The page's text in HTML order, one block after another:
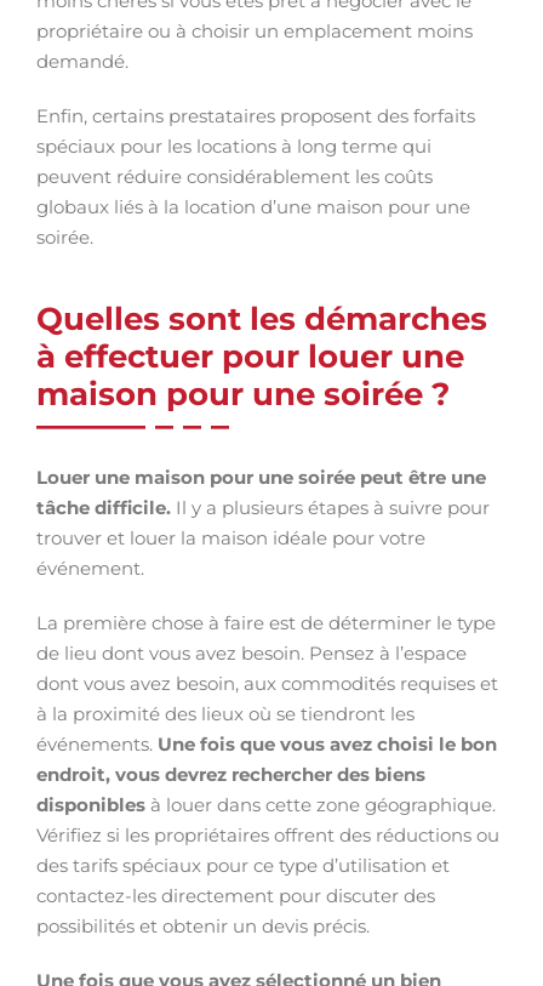
propriétaire ou à choisir un emplacement moins
demandé.
Enfin, certains prestataires proposent des forfaits
spéciaux pour les locations à long terme qui
peuvent réduire considérablement les coûts
globaux liés à la location d’une maison pour une
soirée.
Quelles sont les démarches
à effectuer pour louer une
maison pour une soirée ?
Louer une maison pour une soirée peut être une
tâche difficile. Il y a plusieurs étapes à suivre pour
trouver et louer la maison idéale pour votre
événement.
La première chose à faire est de déterminer le type
de lieu dont vous avez besoin. Pensez à l’espace
dont vous avez besoin, aux commodités requises et
à la proximité des lieux où se tiendront les
événements. Une fois que vous avez choisi le bon
endroit, vous devrez rechercher des biens
disponibles à louer dans cette zone géographique.
Vérifiez si les propriétaires offrent des réductions ou
des tarifs spéciaux pour ce type d’utilisation et
contactez-les directement pour discuter des
possibilités et obtenir un devis précis.
Une fois que vous avez sélectionné un bien